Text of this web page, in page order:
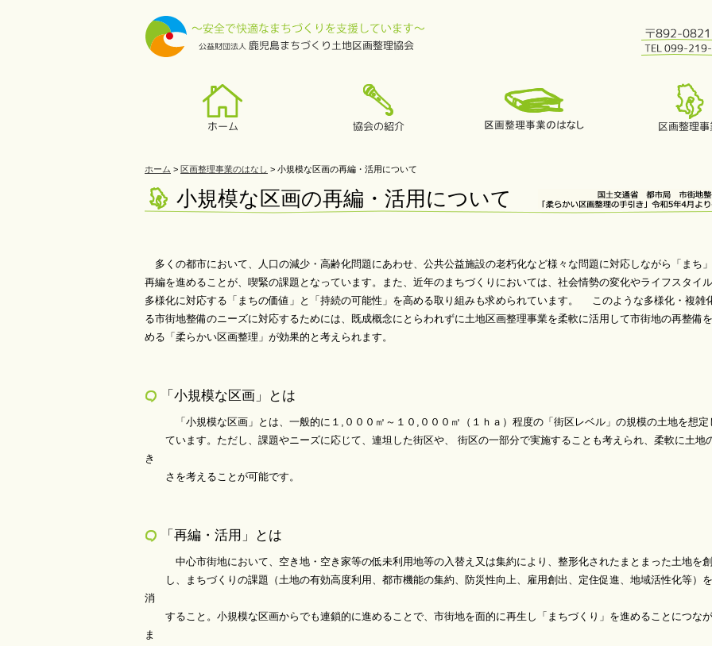
ホーム > 区画整理事業のはなし > 小規模な区画の再編・活用について
小規模な区画の再編・活用について
多くの都市において、人口の減少・高齢化問題にあわせ、公共公益施設の老朽化など様々な問題に対応しながら「まち
再編を進めることが、喫緊の課題となっています。また、近年のまちづくりにおいては、社会情勢の変化やライフスタイ
多様化に対応する「まちの価値」と「持続の可能性」を高める取り組みも求められています。 このような多様化・複雑
る市街地整備のニーズに対応するためには、既成概念にとらわれずに土地区画整理事業を柔軟に活用して市街地の再整備
める「柔らかい区画整理」が効果的と考えられます。
「小規模な区画」とは
「小規模な区画」とは、一般的に１,０００㎡～１０,０００㎡（１ｈａ）程度の「街区レベル」の規模の土地を想定
ています。ただし、課題やニーズに応じて、連坦した街区や、 街区の一部分で実施することも考えられ、柔軟に土地
き
さを考えることが可能です。
「再編・活用」とは
中心市街地において、空き地・空き家等の低未利用地等の入替え又は集約により、整形化されたまとまった土地を
し、まちづくりの課題（土地の有効高度利用、都市機能の集約、防災性向上、雇用創出、定住促進、地域活性化等）
消
すること。小規模な区画からでも連鎖的に進めることで、市街地を面的に再生し「まちづくり」を進めることにつな
ま